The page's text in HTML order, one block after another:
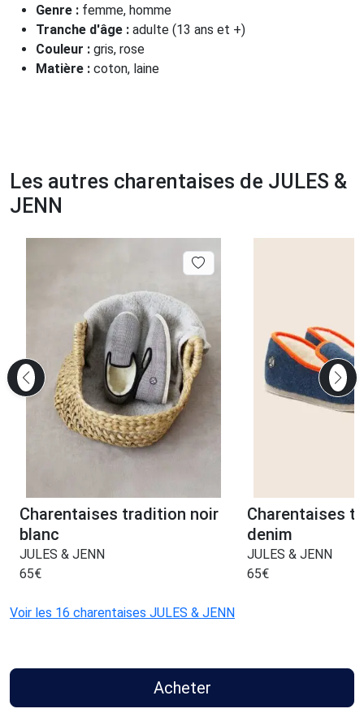
Genre : femme, homme
Tranche d'âge : adulte (13 ans et +)
Couleur : gris, rose
Matière : coton, laine
Les autres charentaises de JULES &
JENN
Charentaises tradition noir
blanc
JULES & JENN
65€
Charentaises
denim
JULES & JENN
65€
Voir les 16 charentaises JULES & JENN
Acheter